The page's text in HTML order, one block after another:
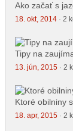
Ako začať s
18. okt, 2014· 2
Tipy na
13. jún, 2015· 2
Ktoré obilniny
18. apr, 2015· 2